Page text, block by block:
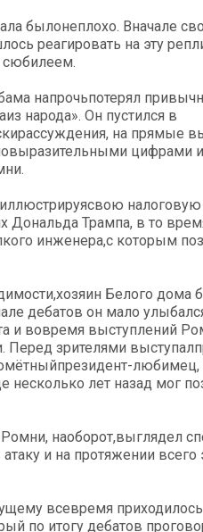
былонеплохо. Вначале
реагировать на эту
сюбилеем.
напрочьпотерял
народа». Он пустился в
на прямые
цифрами
Дональда Трампа, в то
инженера,с которым
Белого дома
дебатов он мало
и вовремя выступлений
Перед зрителями
любимец,
несколько лет назад мог
наоборот,выглядел
и на протяжении
всевремя
по итогу дебатов